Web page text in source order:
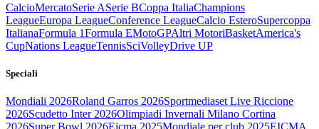
CalcioMercatoSerie ASerie BCoppa ItaliaChampions
LeagueEuropa LeagueConference LeagueCalcio EsteroSupercoppa
ItalianaFormula 1Formula EMotoGPAltri MotoriBasketAmerica's
CupNations LeagueTennisSciVolleyDrive UP
Speciali
Mondiali 2026Roland Garros 2026Sportmediaset Live Riccione
2026Scudetto Inter 2026Olimpiadi Invernali Milano Cortina
2026Super Bowl 2026Eicma 2025Mondiale per club 2025EICMA